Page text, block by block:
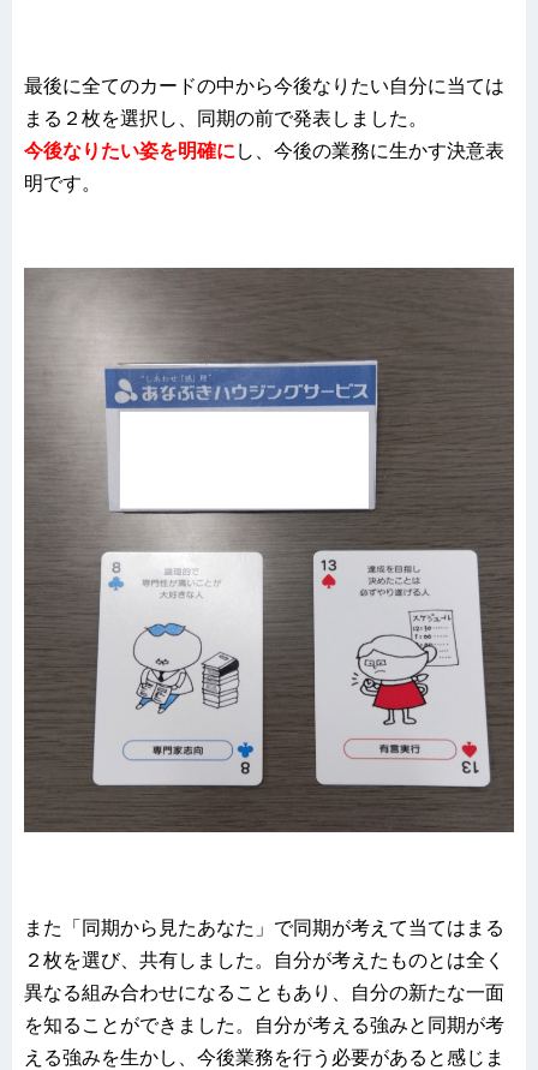
最後に全てのカードの中から今後なりたい自分に当ては
まる２枚を選択し、同期の前で発表しました。
今後なりたい姿を明確に し、今後の業務に生かす決意表
明です。
また「同期から見たあなた」で同期が考えて当てはまる
２枚を選び、共有しました。自分が考えたものとは全く
異なる組み合わせになることもあり、自分の新たな一面
を知ることができました。自分が考える強みと同期が考
える強みを生かし、今後業務を行う必要があると感じま